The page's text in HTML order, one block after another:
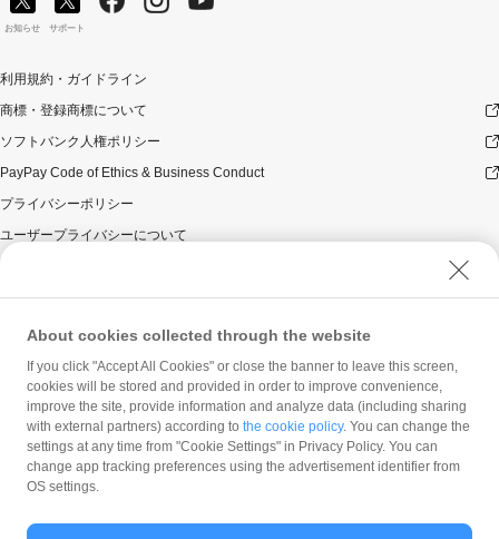
お知らせ サポート
利用規約・ガイドライン
商標・登録商標について
ソフトバンク人権ポリシー
PayPay Code of Ethics & Business Conduct
プライバシーポリシー
ユーザープライバシーについて
ウェブサイト利用規約
反社会的勢力に対する方針
勧誘方針
マネロン等基本方針
カスタマーハラスメントに関する当社の考え方
About cookies collected through the website
If you click "Accept All Cookies" or close the banner to leave this screen,
cookies will be stored and provided in order to improve convenience,
improve the site, provide information and analyze data (including sharing
with external partners) according to the cookie policy. You can change the
settings at any time from "Cookie Settings" in Privacy Policy. You can
change app tracking preferences using the advertisement identifier from
OS settings.